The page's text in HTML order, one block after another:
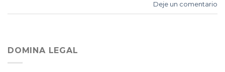
Deje un comentario
DOMINA LEGAL